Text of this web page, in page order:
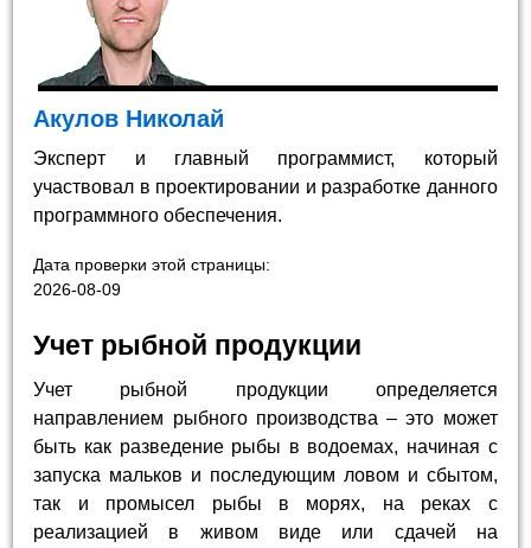
Акулов Николай
Эксперт и главный программист, который
участвовал в проектировании и разработке данного
программного обеспечения.
Дата проверки этой страницы:
2026-08-09
Учет рыбной продукции
Учет рыбной продукции определяется
направлением рыбного производства – это может
быть как разведение рыбы в водоемах, начиная с
запуска мальков и последующим ловом и сбытом,
так и промысел рыбы в морях, на реках с
реализацией в живом виде или сдачей на